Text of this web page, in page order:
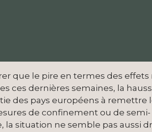
que le pire en termes des effets
ces dernières semaines, la
des pays européens à remettre
de confinement ou de semi-
situation ne semble pas aussi